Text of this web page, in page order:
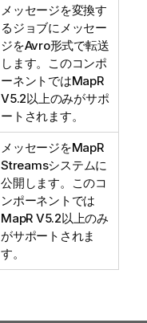
メッセージを変換す
るジョブにメッセー
ジをAvro形式で転送
します。このコンポ
ーネントではMapR
V5.2以上のみがサポ
ートされます。
メッセージをMapR
Streamsシステムに
公開します。このコ
ンポーネントでは
MapR V5.2以上のみ
がサポートされま
す。